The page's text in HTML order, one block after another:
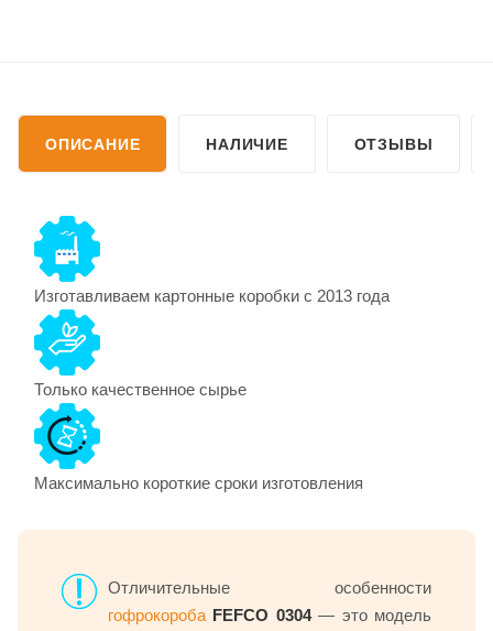
ОПИСАНИЕ НАЛИЧИЕ ОТЗЫВЫ
Изготавливаем картонные коробки с 2013 года
Только качественное сырье
Максимально короткие сроки изготовления
Отличительные особенности
гофрокороба FEFCO 0304— это модель